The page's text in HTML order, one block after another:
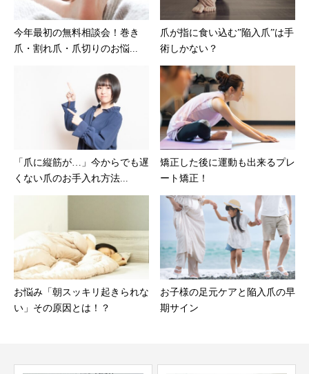
今年最初の無料相談会！巻き
爪・割れ爪・爪切りのお悩...
爪が指に食い込む”陥入爪”は手
術しかない？
「爪に縦筋が…」今からでも遅
くない爪のお手入れ方法...
矯正した後に運動も出来るプレ
ート矯正！
お悩み「朝スッキリ起きられな
い」その原因とは！？
お子様の足元ケアと陥入爪の早
期サイン